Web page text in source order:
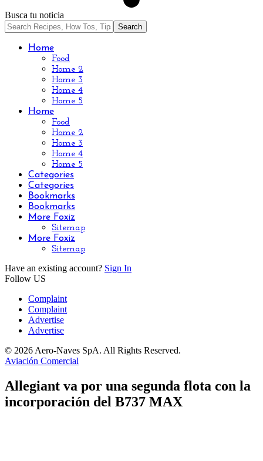
Busca tu noticia
Home
Food
Home 2
Home 3
Home 4
Home 5
Home
Food
Home 2
Home 3
Home 4
Home 5
Categories
Categories
Bookmarks
Bookmarks
More Foxiz
Sitemap
More Foxiz
Sitemap
Have an existing account? Sign In
Follow US
Complaint
Complaint
Advertise
Advertise
© 2026 Aero-Naves SpA. All Rights Reserved.
Aviación Comercial
Allegiant va por una segunda flota con la
incorporación del B737 MAX